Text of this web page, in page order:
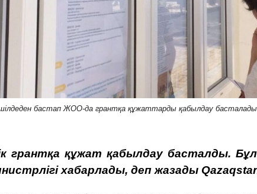
бастап ЖОО-да грантқа құжаттарды қабылдау басталады
грантқа құжат қабылдау басталды.
хабарлады, деп жазады